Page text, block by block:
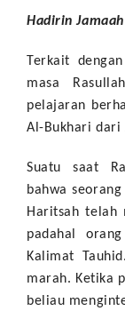
Hadirin
Terkait
masa
pelajaran
Al-Bukhari dari
Suatu saat
bahwa
Haritsah telah
padahal
Kalimat
marah. Ketika
beliau